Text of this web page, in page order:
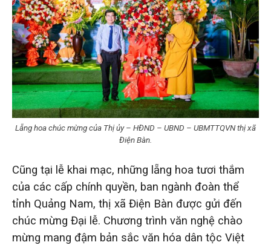
Lẵng hoa chúc mừng của Thị ủy – HĐND – UBND – UBMTTQVN thị xã
Điện Bàn.
Cũng tại lễ khai mạc, những lẵng hoa tươi thắm
của các cấp chính quyền, ban ngành đoàn thể
tỉnh Quảng Nam, thị xã Điện Bàn được gửi đến
chúc mừng Đại lễ. Chương trình văn nghệ chào
mừng mang đậm bản sắc văn hóa dân tộc Việt